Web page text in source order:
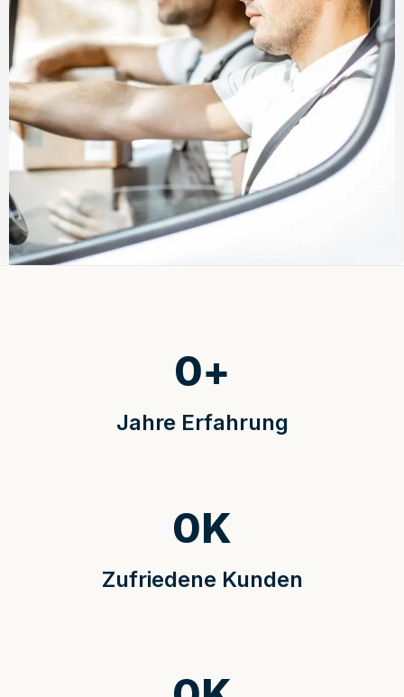
Jahre Erfahrung
0+
Zufriedene Kunden
0K